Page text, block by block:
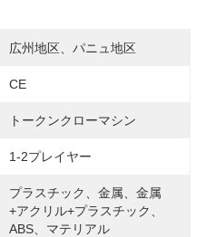
広州地区、パニュ地区
CE
トークンクローマシン
1-2プレイヤー
プラスチック、金属、金属
+アクリル+プラスチック、
ABS、マテリアル